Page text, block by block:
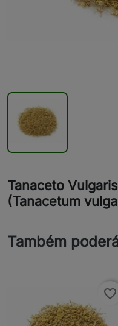
Tanaceto
(Tanacetum
Também
favorite_border